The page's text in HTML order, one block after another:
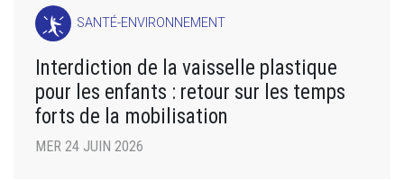
SANTÉ-ENVIRONNEMENT
Interdiction de la vaisselle plastique
pour les enfants : retour sur les temps
forts de la mobilisation
MER 24 JUIN 2026